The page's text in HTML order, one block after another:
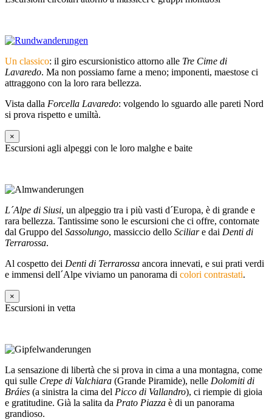
Un classico: il giro escursionistico attorno alle Tre Cime di
Lavaredo. Ma non possiamo farne a meno; imponenti, maestose ci
attraggono con la loro rara bellezza.
Vista dalla Forcella Lavaredo: volgendo lo sguardo alle pareti Nord
si prova rispetto e umiltà.
×
Escursioni agli alpeggi con le loro malghe e baite
L´Alpe di Siusi, un alpeggio tra i più vasti d´Europa, è di grande e
rara bellezza. Tantissime sono le escursioni che ci offre, contornate
dal Gruppo del Sassolungo, massiccio dello Sciliare dai Denti di
Terrarossa.
Al cospetto dei Denti di Terrarossa ancora innevati, e sui prati verdi
e immensi dell´Alpe viviamo un panorama di colori contrastati.
×
Escursioni in vetta
La sensazione di libertà che si prova in cima a una montagna, come
qui sulle Crepe di Valchiara (Grande Piramide), nelle Dolomiti di
Bráies (a sinistra la cima del Picco di Vallandro), ci riempie di gioia
e gratitudine. Già la salita da Prato Piazza è di un panorama
grandioso.